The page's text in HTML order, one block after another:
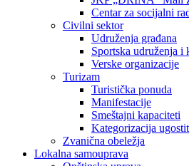
Centar za socijalni
Civilni sektor
Udruženja građana
Sportska udruženja i
Verske organizacije
Turizam
Turistička ponuda
Manifestacije
Smeštajni kapaciteti
Kategorizacija
Zvanična obeležja
Lokalna samouprava